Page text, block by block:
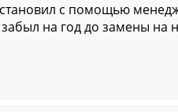
с помощью
на год до замены на